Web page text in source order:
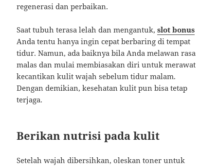
regenerasi dan perbaikan.
Saat tubuh terasa lelah dan mengantuk,slot bonus
Anda tentu hanya ingin cepat berbaring di tempat
tidur. Namun, ada baiknya bila Anda melawan rasa
malas dan mulai membiasakan diri untuk merawat
kecantikan kulit wajah sebelum tidur malam.
Dengan demikian, kesehatan kulit pun bisa tetap
terjaga.
Berikan nutrisi pada kulit
Setelah wajah dibersihkan, oleskan toner untuk